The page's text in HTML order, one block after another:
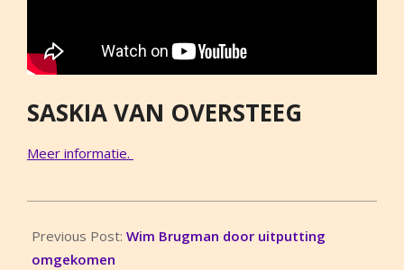
SASKIA VAN OVERSTEEG
Meer informatie.
04-
16
Previous Post: Wim Brugman door uitputting
omgekomen